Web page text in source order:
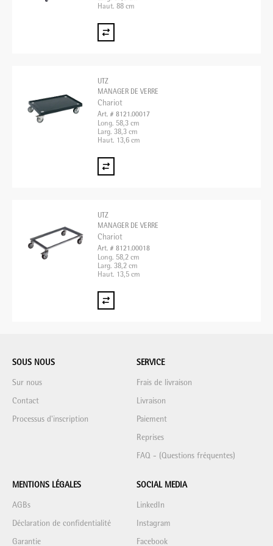
Haut. 88 cm
UTZ
MANAGER DE VERRE
Chariot
Art. # 8121.00017
Long. 58,3 cm
Larg. 38,3 cm
Haut. 13,6 cm
UTZ
MANAGER DE VERRE
Chariot
Art. # 8121.00018
Long. 58,2 cm
Larg. 38,2 cm
Haut. 13,5 cm
SOUS NOUS
Sur nous
Contact
Processus d'inscription
SERVICE
Frais de livraison
Livraison
Paiement
Reprises
FAQ - (Questions fréquentes)
MENTIONS LÉGALES
AGBs
Déclaration de confidentialité
Garantie
SOCIAL MEDIA
LinkedIn
Instagram
Facebook